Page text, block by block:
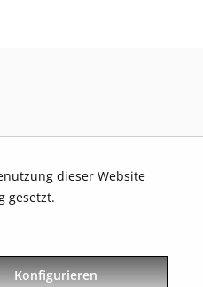
dieser Website
gesetzt.
Konfigurieren